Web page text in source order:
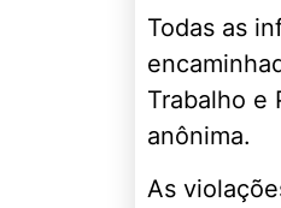
Todas as
Trabalho e
anônima.
As